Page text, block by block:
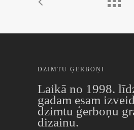
DZIMTU ĢERBOŅI
Laikā no 1998.
gadam esam
dzimtu ģerboņu
dizainu.